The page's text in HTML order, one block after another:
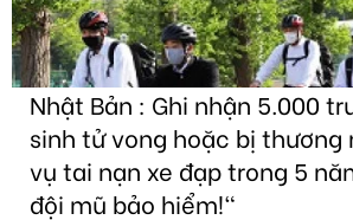
Nhật Bản : Ghi nhận 5.000
sinh tử vong hoặc bị
vụ tai nạn xe đạp trong 5
đội mũ bảo hiểm!"